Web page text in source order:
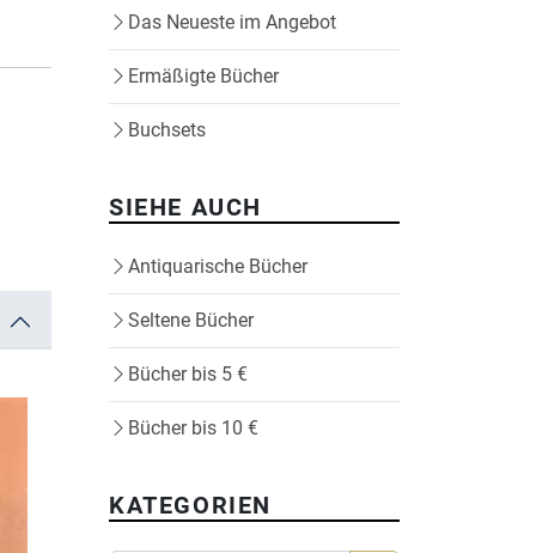
Das Neueste im Angebot
Ermäßigte Bücher
Buchsets
SIEHE AUCH
Antiquarische Bücher
Seltene Bücher
Bücher bis 5 €
Bücher bis 10 €
KATEGORIEN